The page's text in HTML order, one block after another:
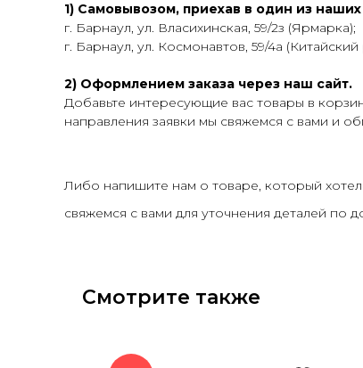
1) Самовывозом, приехав в один из
г. Барнаул, ул. Власихинская, 59/2з (Ярмарка);
г. Барнаул, ул. Космонавтов, 59/4а
2) Оформлением заказа через наш сайт.
Добавьте интересующие вас товары в
направления заявки мы свяжемся с вами и
Либо напишите нам о товаре, который
свяжемся с вами для уточнения деталей по
Смотрите также